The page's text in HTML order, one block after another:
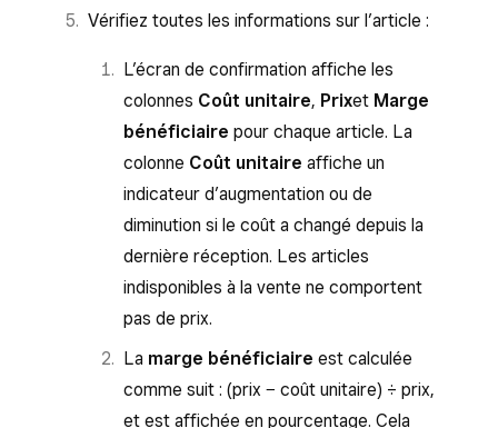
stocks (Stock reçu, Recomptage des
stocks, Endommagé, Vol, Perte ou
Réapprovisionnement d’un article retourné)
et renseignez votre ajustement de stock.
Cliquez sur Terminé, puis surEnregistrer
étiquettes ou afficher le catalogue
d’articles.
Vérifiez toutes les informations sur l’article :
L’écran de confirmation affiche les
colonnes Coût unitaire, Prixet Marge
bénéficiaire pour chaque article. La
colonne Coût unitaire affiche un
indicateur d’augmentation ou de
diminution si le coût a changé depuis la
dernière réception. Les articles
indisponibles à la vente ne comportent
pas de prix.
La marge bénéficiaire est calculée
comme suit : (prix − coût unitaire) ÷ prix,
et est affichée en pourcentage. Cela